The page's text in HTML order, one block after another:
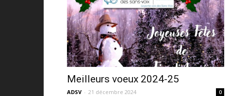
Meilleurs voeux 2024-25
ADSV - 21 décembre 2024 0